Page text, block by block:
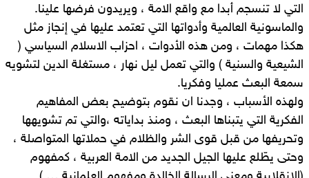
التي لا تنسجم أبدا مع واقع الامة ، ويريدون فرضها علينا.
والماسونية العالمية وأدواتها التي تعتمد عليها في إنجاز مثل
هكذا مهمات ، ومن هذه الأدوات ، احزاب الاسلام السياسي (
الشيعية والسنية ) والتي تعمل ليل نهار ، مستغلة الدين لتشويه
سمعة البعث عمليا وفكريا.
ولهذه الأسباب ، وجدنا ان نقوم بتوضيح بعض المفاهيم
الفكرية التي يتبناها البعث ، ومنذ بداياته ،والتي تم تشويهها
وتحريفها من قبل قوى الشر والظلام في حملاتها المتواصلة ،
وحتى يطّلع عليها الجيل الجديد من الامة العربية ، كمفهوم